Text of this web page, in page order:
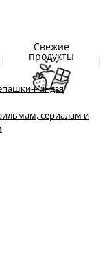
Свежие
продукты
ниндзя
сериалам и